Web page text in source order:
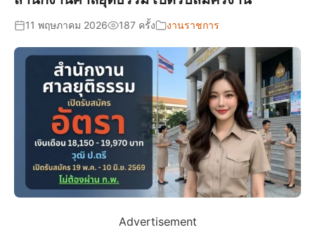
11 พฤษภาคม 2026 187 ครั้ง งานราชการ
Advertisement